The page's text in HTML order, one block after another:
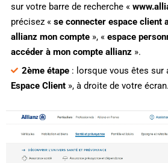
sur votre barre de recherche «
précisez « se connecter espace client
allianz mon compte», « espace
accéder à mon compte allianz».
2ème étape: lorsque vous êtes sur
Espace Client», à droite de votre écran.